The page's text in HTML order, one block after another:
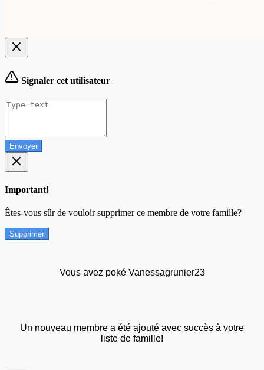
Signaler cet utilisateur
Envoyer
Important!
Êtes-vous sûr de vouloir supprimer ce membre de votre famille?
Supprimer
Vous avez poké Vanessagrunier23
Un nouveau membre a été ajouté avec succès à votre
liste de famille!